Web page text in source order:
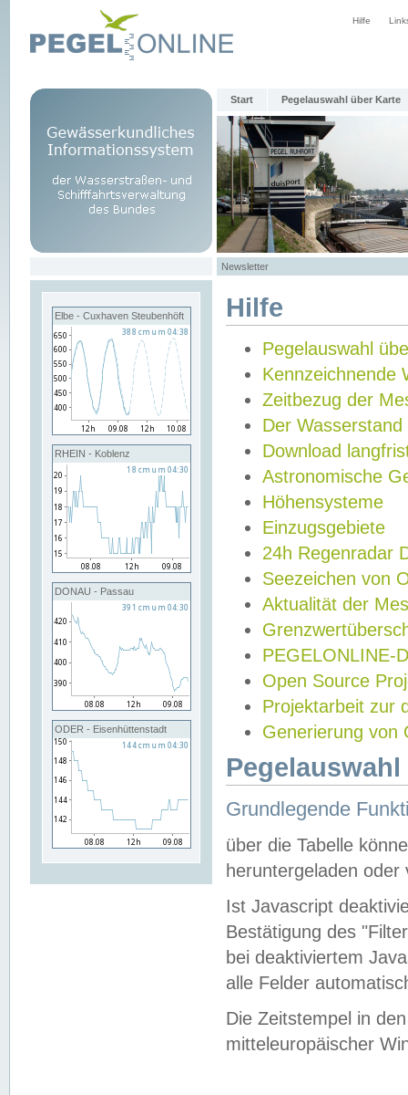
Hilfe
Start Pegelauswahl über Karte
Newsletter
Elbe - Cuxhaven Steubenhöft
RHEIN - Koblenz
DONAU - Passau
ODER - Eisenhüttenstadt
Hilfe
Pegelauswahl
Kennzeichnende
Zeitbezug der
Der Wasserstand
Download
Astronomische
Höhensysteme
Einzugsgebiete
24h Regenradar
Seezeichen von
Aktualität der
PEGELONLINE-
Open Source
Projektarbeit zur
Generierung von
Grundlegende
über die Tabelle
heruntergeladen oder
Ist Javascript
Bestätigung des
bei deaktiviertem
alle Felder
Die Zeitstempel in
mitteleuropäischer